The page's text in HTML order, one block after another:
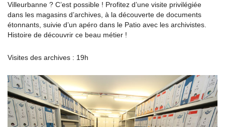
Villeurbanne ? C’est possible ! Profitez d’une visite privilégiée
dans les magasins d’archives, à la découverte de documents
étonnants, suivie d’un apéro dans le Patio avec les archivistes.
Histoire de découvrir ce beau métier !
Visites des archives : 19h